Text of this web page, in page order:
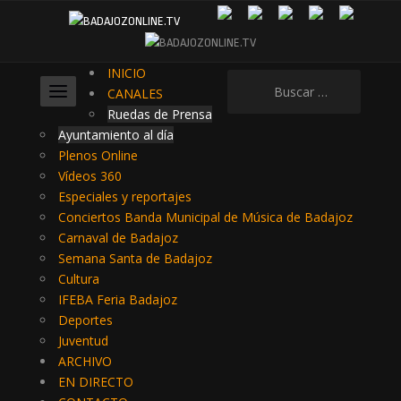
INICIO
CANALES
Ruedas de Prensa
Ayuntamiento al día
Plenos Online
Vídeos 360
Especiales y reportajes
Conciertos Banda Municipal de Música de Badajoz
Carnaval de Badajoz
Semana Santa de Badajoz
Cultura
IFEBA Feria Badajoz
Deportes
Juventud
ARCHIVO
EN DIRECTO